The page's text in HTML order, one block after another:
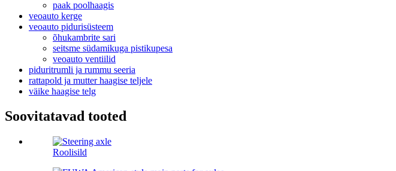
paak poolhaagis
veoauto kerge
veoauto pidurisüsteem
õhukambrite sari
seitsme südamikuga pistikupesa
veoauto ventiilid
piduritrumli ja rummu seeria
rattapold ja mutter haagise teljele
väike haagise telg
Soovitatavad tooted
Roolisild